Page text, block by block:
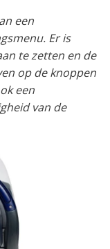
een
Er is
te zetten en de
op de knoppen
een
van de